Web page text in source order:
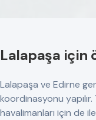
Lalapaşa için
Lalapaşa ve Edirne
koordinasyonu
havalimanları için de